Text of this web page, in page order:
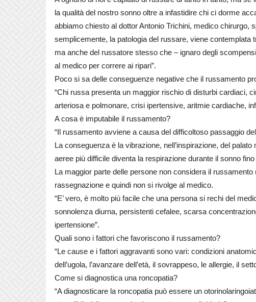
la qualità del nostro sonno oltre a infastidire chi ci dorme
abbiamo chiesto al dottor Antonio Trichini, medico chirurgo,
semplicemente, la patologia del russare, viene contemplata
ma anche del russatore stesso che – ignaro degli
al medico per correre ai ripari”.
Poco si sa delle conseguenze negative che il russamento
“Chi russa presenta un maggior rischio di disturbi cardiaci,
arteriosa e polmonare, crisi ipertensive, aritmie cardiache,
A cosa è imputabile il russamento?
“Il russamento avviene a causa del difficoltoso passaggio
La conseguenza è la vibrazione, nell’inspirazione, del
aeree più difficile diventa la respirazione durante il sonno
La maggior parte delle persone non considera il
rassegnazione e quindi non si rivolge al medico.
“E’ vero, è molto più facile che una persona si rechi del
sonnolenza diurna, persistenti cefalee, scarsa
ipertensione”.
Quali sono i fattori che favoriscono il russamento?
“Le cause e i fattori aggravanti sono vari: condizioni
dell’ugola, l’avanzare dell’età, il sovrappeso, le allergie, il
Come si diagnostica una roncopatia?
“A diagnosticare la roncopatia può essere un